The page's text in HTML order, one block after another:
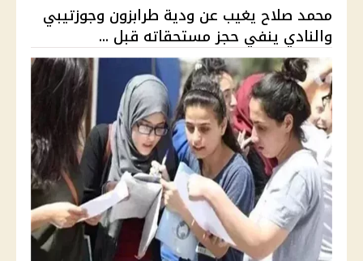
محمد صلاح يغيب عن ودية طرابزون وجوزتيبي
والنادي ينفي حجز مستحقاته قبل ...